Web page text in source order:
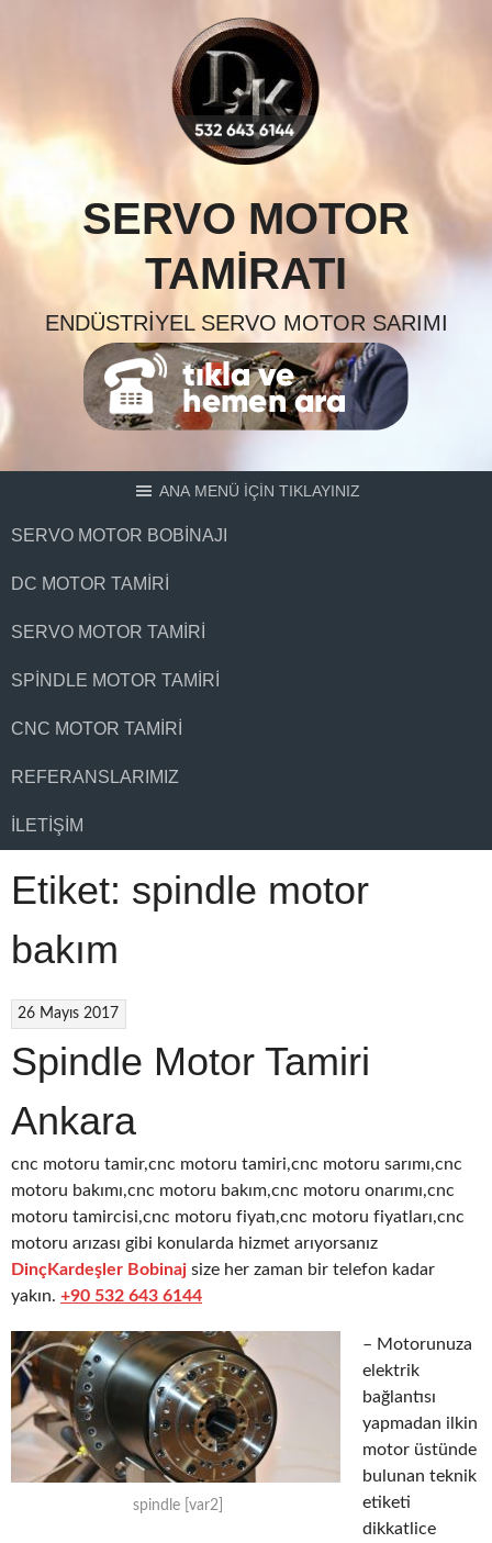
SERVO MOTOR
TAMIRATI
ENDÜSTRIYEL SERVO MOTOR SARIMI
ANA MENÜ İÇİN TIKLAYINIZ
SERVO MOTOR BOBINAJI
DC MOTOR TAMIRI
SERVO MOTOR TAMIRI
SPINDLE MOTOR TAMIRI
CNC MOTOR TAMIRI
REFERANSLARIMIZ
İLETIŞIM
Etiket: spindle motor
bakım
26 Mayıs 2017
Spindle Motor Tamiri
Ankara
cnc motoru tamir,cnc motoru tamiri,cnc motoru sarımı,cnc
motoru bakımı,cnc motoru bakım,cnc motoru onarımı,cnc
motoru tamircisi,cnc motoru fiyatı,cnc motoru fiyatları,cnc
motoru arızası gibi konularda hizmet arıyorsanız
DinçKardeşler Bobinaj size her zaman bir telefon kadar
yakın. +90 532 643 6144
spindle [var2]
– Motorunuza
elektrik
bağlantısı
yapmadan ilkin
motor üstünde
bulunan teknik
etiketi
dikkatlice